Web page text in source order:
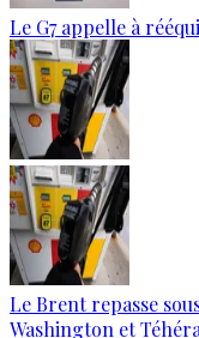
Le G7 appelle à
Le Brent repasse
Washington et